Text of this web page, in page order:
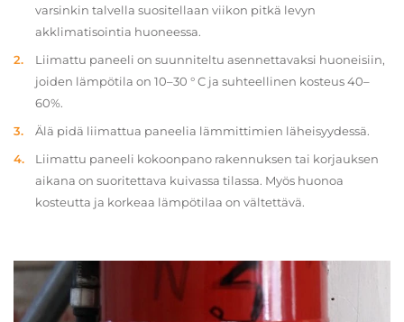
varsinkin talvella suositellaan viikon pitkä levyn
akklimatisointia huoneessa.
Liimattu paneeli on suunniteltu asennettavaksi huoneisiin,
joiden lämpötila on 10–30 ° C ja suhteellinen kosteus 40–
60%.
Älä pidä liimattua paneelia lämmittimien läheisyydessä.
Liimattu paneeli kokoonpano rakennuksen tai korjauksen
aikana on suoritettava kuivassa tilassa. Myös huonoa
kosteutta ja korkeaa lämpötilaa on vältettävä.